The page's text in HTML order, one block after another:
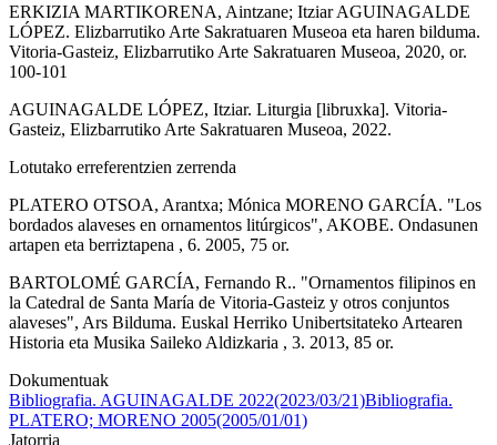
ERKIZIA MARTIKORENA, Aintzane; Itziar AGUINAGALDE
LÓPEZ. Elizbarrutiko Arte Sakratuaren Museoa eta haren bilduma.
Vitoria-Gasteiz, Elizbarrutiko Arte Sakratuaren Museoa, 2020, or.
100-101
AGUINAGALDE LÓPEZ, Itziar. Liturgia [libruxka]. Vitoria-
Gasteiz, Elizbarrutiko Arte Sakratuaren Museoa, 2022.
Lotutako erreferentzien zerrenda
PLATERO OTSOA, Arantxa; Mónica MORENO GARCÍA. "Los
bordados alaveses en ornamentos litúrgicos", AKOBE. Ondasunen
artapen eta berriztapena , 6. 2005, 75 or.
BARTOLOMÉ GARCÍA, Fernando R.. "Ornamentos filipinos en
la Catedral de Santa María de Vitoria-Gasteiz y otros conjuntos
alaveses", Ars Bilduma. Euskal Herriko Unibertsitateko Artearen
Historia eta Musika Saileko Aldizkaria , 3. 2013, 85 or.
Dokumentuak
Bibliografia. AGUINAGALDE 2022(2023/03/21)Bibliografia.
PLATERO; MORENO 2005(2005/01/01)
Jatorria